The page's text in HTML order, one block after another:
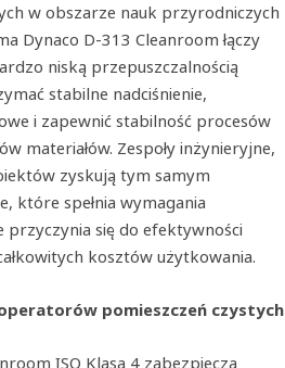
w obszarze nauk przyrodniczych
Dynaco D-313 Cleanroom łączy
niską przepuszczalnością
stabilne nadciśnienie,
i zapewnić stabilność procesów
materiałów. Zespoły inżynieryjne,
zyskują tym samym
które spełnia wymagania
przyczynia się do efektywności
kosztów użytkowania.
pomieszczeń czystych
ISO Klasa 4 zabezpiecza